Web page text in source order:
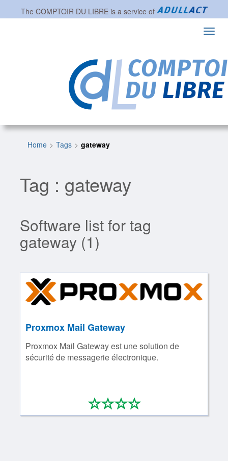
The COMPTOIR DU LIBREis a service of
Home Tags gateway
Tag : gateway
Software list for tag
gateway (1)
Proxmox Mail Gateway
Proxmox Mail Gateway est une solution de
sécurité de messagerie électronique.
****
0/4